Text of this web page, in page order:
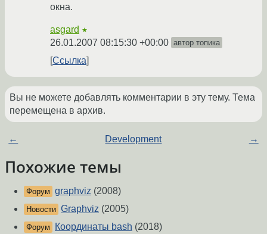
окна.
asgard ★
26.01.2007 08:15:30 +00:00 автор топика
Ссылка
Вы не можете добавлять комментарии в эту тему. Тема
перемещена в архив.
← Development →
Похожие темы
Форум graphviz (2008)
Новости Graphviz (2005)
Форум Координаты bash (2018)